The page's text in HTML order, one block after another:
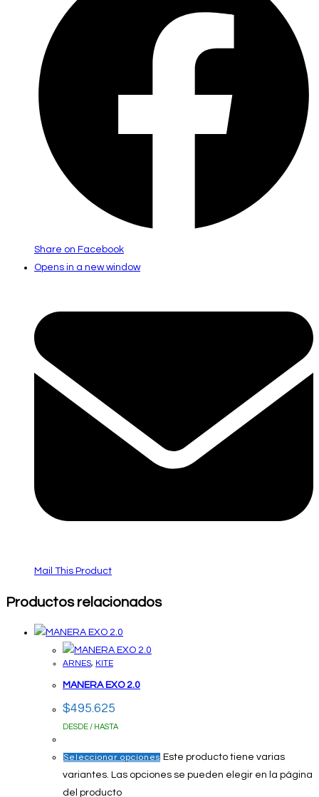
Share on Facebook
Opens in a new window
Mail This Product
Productos relacionados
ARNES, KITE
MANERA EXO 2.0
$495.625
DESDE / HASTA
Seleccionar opciones Este producto tiene varias
variantes. Las opciones se pueden elegir en la página
del producto